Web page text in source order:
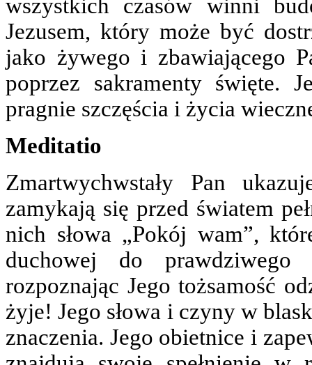
wszystkich czasów winni
Jezusem, który może być
jako żywego i zbawiającego
poprzez sakramenty święte.
pragnie szczęścia i życia
Meditatio
Zmartwychwstały Pan
zamykają się przed światem
nich słowa „Pokój wam”,
duchowej do
rozpoznając Jego tożsamość
żyje! Jego słowa i czyny w
znaczenia. Jego obietnice i